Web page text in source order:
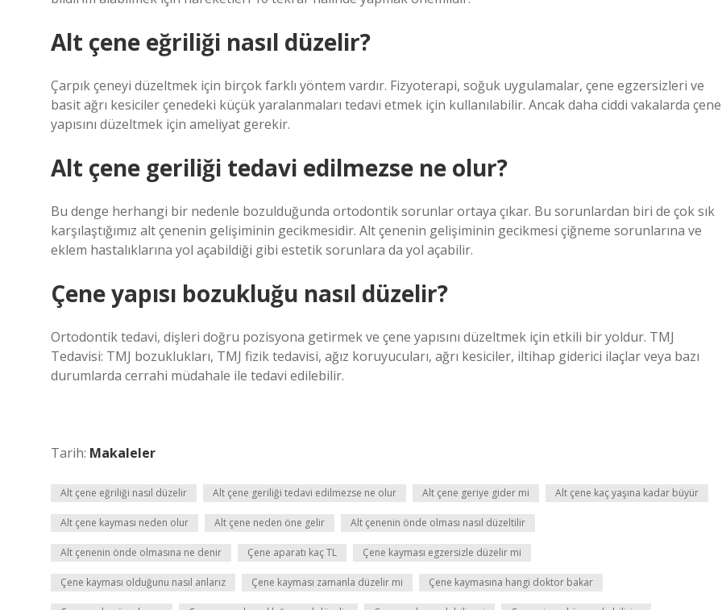
Alt çene eğriliği nasıl düzelir?
Çarpık çeneyi düzeltmek için birçok farklı yöntem vardır. Fizyoterapi, soğuk uygulamalar, çene egzersizleri ve
basit ağrı kesiciler çenedeki küçük yaralanmaları tedavi etmek için kullanılabilir. Ancak daha ciddi vakalarda çene
yapısını düzeltmek için ameliyat gerekir.
Alt çene geriliği tedavi edilmezse ne olur?
Bu denge herhangi bir nedenle bozulduğunda ortodontik sorunlar ortaya çıkar. Bu sorunlardan biri de çok sık
karşılaştığımız alt çenenin gelişiminin gecikmesidir. Alt çenenin gelişiminin gecikmesi çiğneme sorunlarına ve
eklem hastalıklarına yol açabildiği gibi estetik sorunlara da yol açabilir.
Çene yapısı bozukluğu nasıl düzelir?
Ortodontik tedavi, dişleri doğru pozisyona getirmek ve çene yapısını düzeltmek için etkili bir yoldur. TMJ
Tedavisi: TMJ bozuklukları, TMJ fizik tedavisi, ağız koruyucuları, ağrı kesiciler, iltihap giderici ilaçlar veya bazı
durumlarda cerrahi müdahale ile tedavi edilebilir.
Tarih: Makaleler
Alt çene eğriliği nasıl düzelir Alt çene geriliği tedavi edilmezse ne olur Alt çene geriye gider mi Alt çene kaç yaşına kadar büyür
Alt çene kayması neden olur Alt çene neden öne gelir Alt çenenin önde olması nasıl düzeltilir
Alt çenenin önde olmasına ne denir Çene aparatı kaç TL Çene kayması egzersizle düzelir mi
Çene kayması olduğunu nasıl anlarız Çene kayması zamanla düzelir mi Çene kaymasına hangi doktor bakar